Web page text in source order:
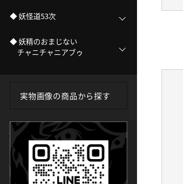
◆ 妖怪道53次
◆ 妖精のおまじない
チャニチャニアブゥ
実物画像の商品から探す